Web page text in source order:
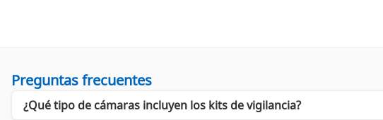
técnicos.
Otro aspecto a considerar es su durabilidad y rendimiento. La marca QIAN
adversas y ofreciendo un rendimiento constante. Esto los hace ideales para
Preguntas frecuentes
¿Qué tipo de cámaras incluyen los kits de vigilancia?